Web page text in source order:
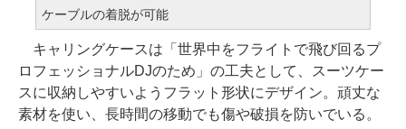
ケーブルの着脱が可能
キャリングケースは「世界中をフライトで飛び回るプ
ロフェッショナルDJのため」の工夫として、スーツケー
スに収納しやすいようフラット形状にデザイン。頑丈な
素材を使い、長時間の移動でも傷や破損を防いでいる。